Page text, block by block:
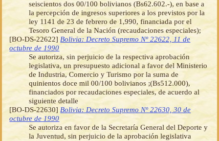
seiscientos dos 00/100 bolivianos (Bs62.602.-), en base a
la percepción de ingresos superiores a los previstos por la
ley 1141 de 23 de febrero de 1,990, financiada por el
Tesoro General de la Nación (recaudaciones especiales);
[BO-DS-22622] Bolivia: Decreto Supremo Nº 22622, 11 de
octubre de 1990
Se autoriza, sin perjuicio de la respectiva aprobación
legislativa, un presupuesto adicional a favor del Ministerio
de Industria, Comercio y Turismo por la suma de
quinientos doce mil 00/100 bolivianos ;(Bs512.000),
financiados por recaudaciones especiales, de acuerdo al
siguiente detalle
[BO-DS-22630] Bolivia: Decreto Supremo Nº 22630, 30 de
octubre de 1990
Se autoriza en favor de la Secretaría General del Deporte y
la Juventud, sin perjuicio de la aprobación legislativa